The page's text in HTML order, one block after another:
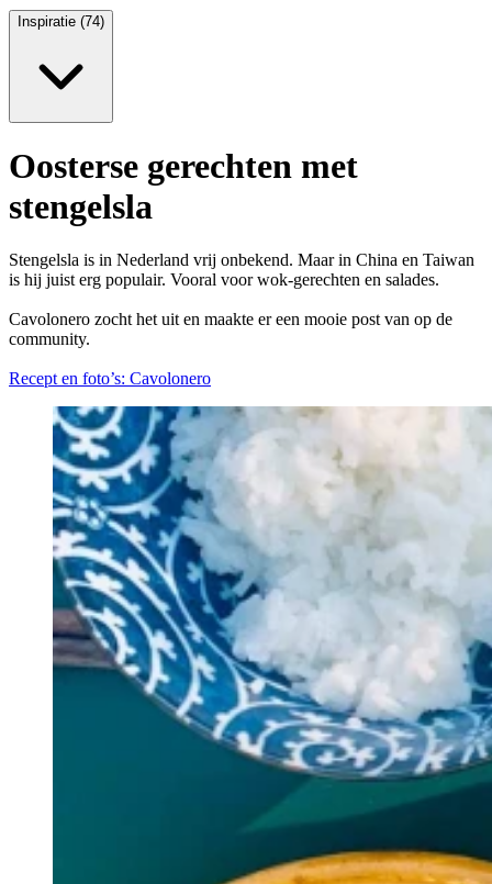
Inspiratie (74)
Oosterse gerechten met
stengelsla
Stengelsla is in Nederland vrij onbekend. Maar in China en Taiwan
is hij juist erg populair. Vooral voor wok-gerechten en salades.
Cavolonero zocht het uit en maakte er een mooie post van op de
community.
Recept en foto’s: Cavolonero